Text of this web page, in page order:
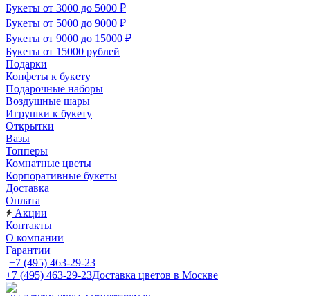
Букеты от 3000 до 5000 ₽
Букеты от 5000 до 9000 ₽
Букеты от 9000 до 15000 ₽
Букеты от 15000 рублей
Подарки
Конфеты к букету
Подарочные наборы
Воздушные шары
Игрушки к букету
Открытки
Вазы
Топперы
Комнатные цветы
Корпоративные букеты
Доставка
Оплата
Акции
Контакты
О компании
Гарантии
+7 (495) 463-29-23
+7 (495) 463-29-23Доставка цветов в Москве